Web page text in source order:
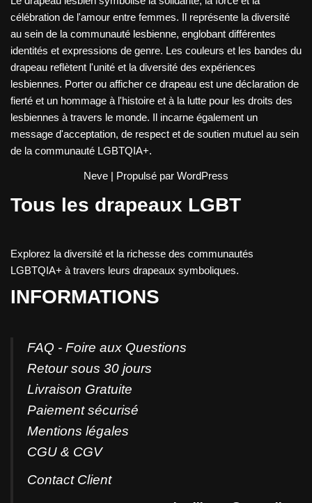
célébration de l'amour entre femmes. Il représente la diversité
au sein de la communauté lesbienne, englobant différentes
identités et expressions de genre. Les couleurs et les bandes du
drapeau reflètent l'unité et la diversité des expériences
lesbiennes. Porter ou afficher ce drapeau est une déclaration de
fierté et un hommage à l'histoire et à la lutte pour les droits des
lesbiennes à travers le monde. Il incarne également un
message d'acceptation, de respect et de soutien mutuel au sein
de la communauté LGBTQIA+.
Neve | Propulsé par WordPress
Tous les drapeaux LGBT
Explorez la diversité et la richesse des communautés
LGBTQIA+ à travers leurs drapeaux symboliques.
INFORMATIONS
FAQ - Foire aux Questions
Retour sous 30 jours
Livraison Gratuite
Paiement sécurisé
Mentions légales
CGU & CGV
ContactClient